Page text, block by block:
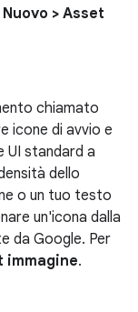
Nuovo > Asset
chiamato
icone di avvio e
UI standard a
dello
o un tuo testo
un'icona dalla
da Google. Per
immagine.